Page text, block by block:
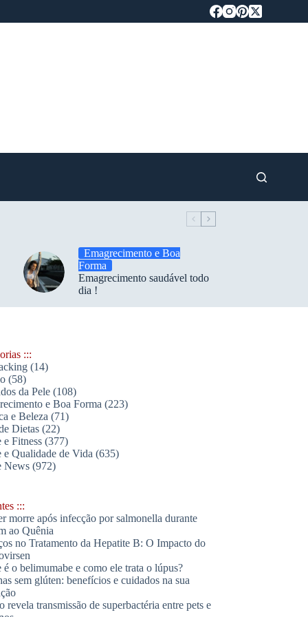
Emagrecimento e Boa
Forma
Emagrecimento saudável todo
dia !
:::
(14)
(58)
da Pele(108)
e Boa Forma (223)
e Beleza (71)
Dietas(22)
e Fitness(377)
e Qualidade de Vida (635)
News(972)
:::
morre após infecção por salmonella durante
ao Quênia
no Tratamento da Hepatite B: O Impacto do
é o belimumabe e como ele trata o lúpus?
sem glúten: benefícios e cuidados na sua
revela transmissão de superbactéria entre pets e